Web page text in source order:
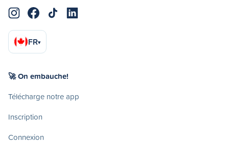
FR▾
🚀 On embauche!
Télécharge notre app
Inscription
Connexion